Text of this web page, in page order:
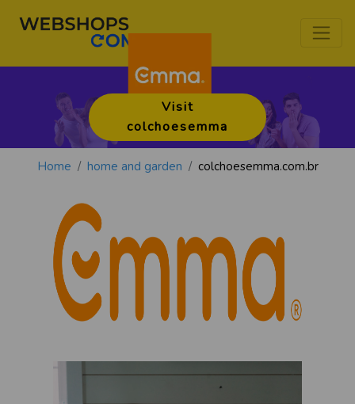
Visit
colchoesemma
Home home and garden colchoesemma.com.br